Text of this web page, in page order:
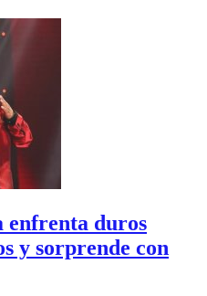
enfrenta duros
y sorprende con